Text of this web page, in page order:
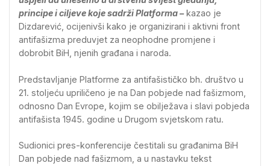
principe i ciljeve koje sadrži Platforma – kazao je
Dizdarević, ocijenivši kako je organizirani i aktivni front
antifašizma preduvjet za neophodne promjene i
dobrobit BiH, njenih građana i naroda.
Predstavljanje Platforme za antifašističko bh. društvo u
21. stoljeću upriličeno je na Dan pobjede nad fašizmom,
odnosno Dan Evrope, kojim se obilježava i slavi pobjeda
antifašista 1945. godine u Drugom svjetskom ratu.
Sudionici pres-konferencije čestitali su građanima BiH
Dan pobjede nad fašizmom, a u nastavku tekst